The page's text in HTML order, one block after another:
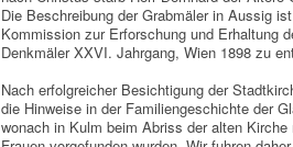
Die Beschreibung der Grabmäler in Aussig
Kommission zur Erforschung und Erhaltung
Denkmäler XXVI. Jahrgang, Wien 1898 zu
Nach erfolgreicher Besichtigung der
die Hinweise in der Familiengeschichte der
wonach in Kulm beim Abriss der alten